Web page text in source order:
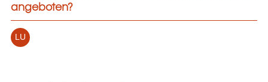
angeboten?
LU